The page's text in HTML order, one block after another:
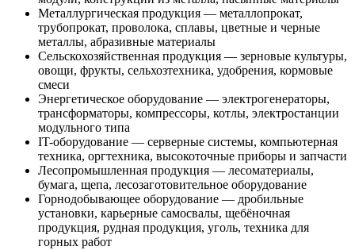
Металлургическая продукция — металлопрокат,
трубопрокат, проволока, сплавы, цветные и черные
металлы, абразивные материалы
Сельскохозяйственная продукция — зерновые культуры,
овощи, фрукты, сельхозтехника, удобрения, кормовые
смеси
Энергетическое оборудование — электрогенераторы,
трансформаторы, компрессоры, котлы, электростанции
модульного типа
IT-оборудование — серверные системы, компьютерная
техника, оргтехника, высокоточные приборы и запчасти
Лесопромышленная продукция — лесоматериалы,
бумага, щепа, лесозаготовительное оборудование
Горнодобывающее оборудование — дробильные
установки, карьерные самосвалы, щебёночная
продукция, рудная продукция, уголь, техника для
горных работ